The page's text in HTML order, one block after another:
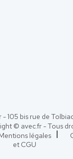
- 105 bis rue de
© avec.fr - Tous
légales
et CGU